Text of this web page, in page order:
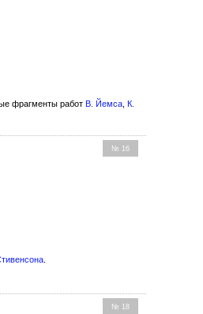
фрагменты работ В. Йемса
К.
№ 16
.
№ 18